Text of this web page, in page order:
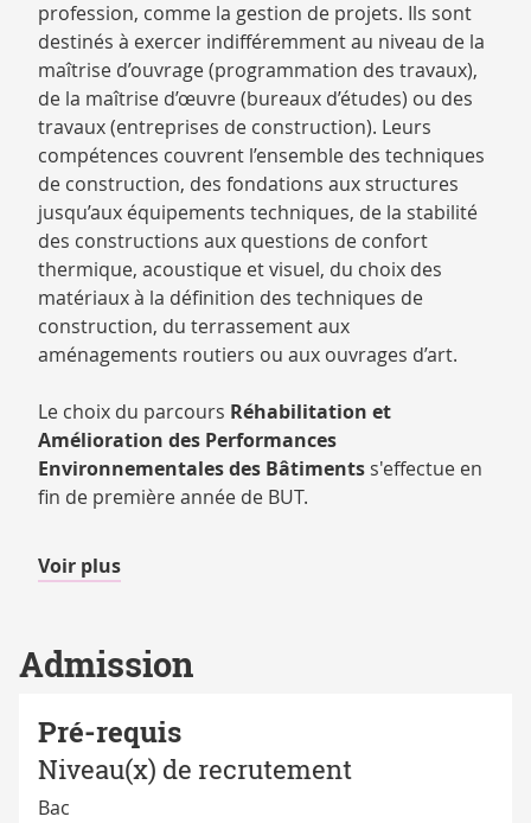
profession, comme la gestion de projets. Ils sont
destinés à exercer indifféremment au niveau de la
maîtrise d’ouvrage (programmation des travaux),
de la maîtrise d’œuvre (bureaux d’études) ou des
travaux (entreprises de construction). Leurs
compétences couvrent l’ensemble des techniques
de construction, des fondations aux structures
jusqu’aux équipements techniques, de la stabilité
des constructions aux questions de confort
thermique, acoustique et visuel, du choix des
matériaux à la définition des techniques de
construction, du terrassement aux
aménagements routiers ou aux ouvrages d’art.
Le choix du parcours Réhabilitation et
Amélioration des Performances
Environnementales des Bâtiments s'effectue en
fin de première année de BUT.
Voir plusde
Admission
Pré-requis
Niveau(x) de recrutement
Bac